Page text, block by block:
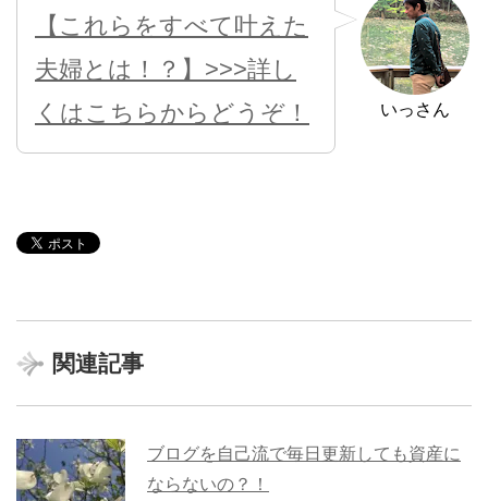
いっさん
【これらをすべて叶えた
夫婦とは！？】>>>詳し
くはこちらからどうぞ！
関連記事
ブログを自己流で毎日更新しても資産に
ならないの？！